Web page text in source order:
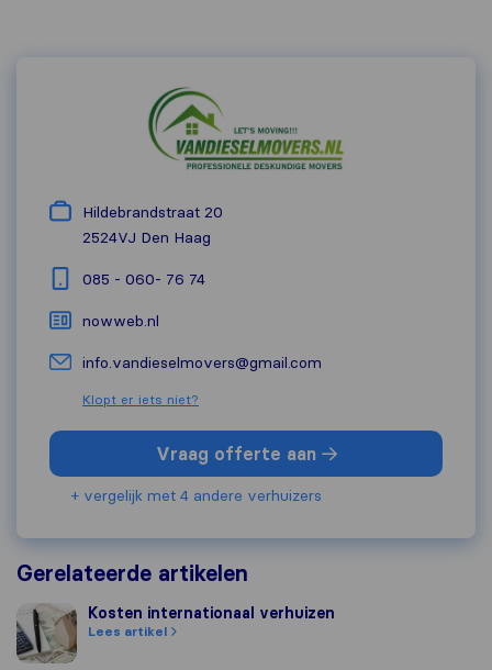
Hildebrandstraat 20
2524VJ Den Haag
085 - 060- 76 74
nowweb.nl
info.vandieselmovers@gmail.com
Klopt er iets niet?
Vraag offerte aan
+ vergelijk met 4 andere verhuizers
Gerelateerde artikelen
Kosten internationaal verhuizen
Kosten internationaal verhuizen
Lees artikel